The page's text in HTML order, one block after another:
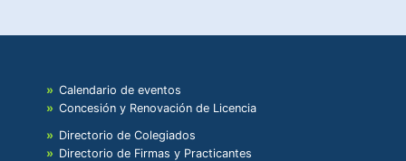
Calendario de eventos
Concesión y Renovación de Licencia
Directorio de Colegiados
Directorio de Firmas y Practicantes